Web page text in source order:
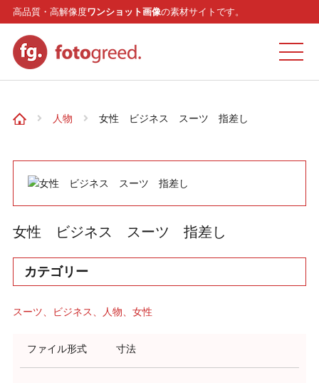
高品質・高解像度ワンショット画像の素材サイトです。
リクエスト
お問い合わせ
人物 女性 ビジネス スーツ 指差し
女性 ビジネス スーツ 指差し
カテゴリー
スーツ ビジネス 人物 女性
ファイル形式 寸法